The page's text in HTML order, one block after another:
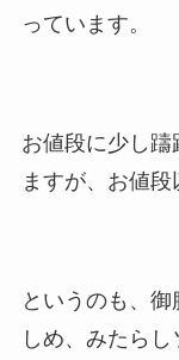
っています。
お値段に少し
ますが、お値
というのも、
しめ、みたら